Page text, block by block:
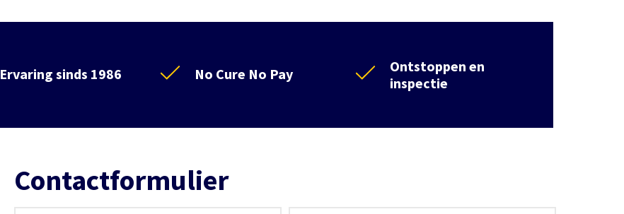
Ervaring sinds 1986 No Cure No Pay
Ontstoppen en
inspectie
Contactformulier